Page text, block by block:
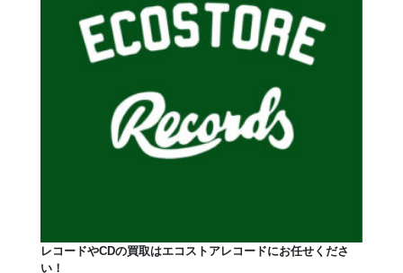
レコードやCDの買取はエコストアレコードにお任せくださ
い！